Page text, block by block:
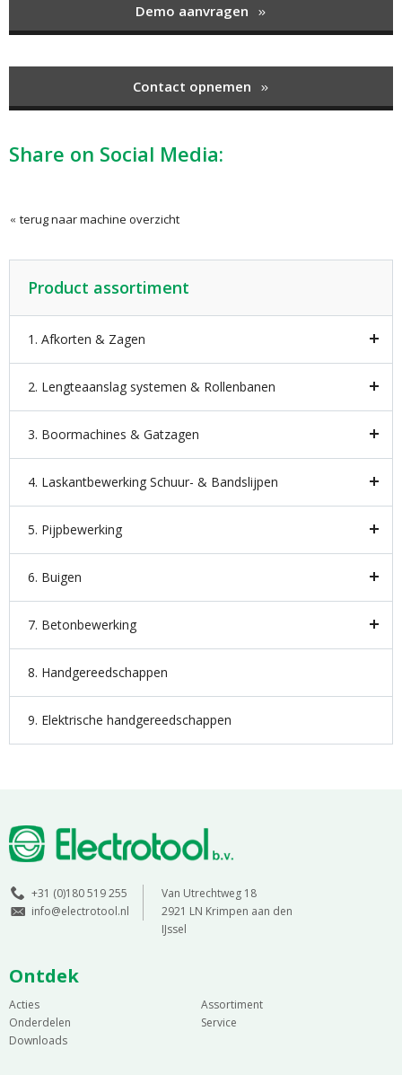
Demo aanvragen
Contact opnemen
Share on Social Media:
terug naar machine overzicht
Product assortiment
1. Afkorten & Zagen
2. Lengteaanslag systemen & Rollenbanen
3. Boormachines & Gatzagen
4. Laskantbewerking Schuur- & Bandslijpen
5. Pijpbewerking
6. Buigen
7. Betonbewerking
8. Handgereedschappen
9. Elektrische handgereedschappen
+31 (0)180 519 255
info@electrotool.nl
Van Utrechtweg 18
2921 LN Krimpen aan den
IJssel
Ontdek
Acties
Assortiment
Onderdelen
Service
Downloads